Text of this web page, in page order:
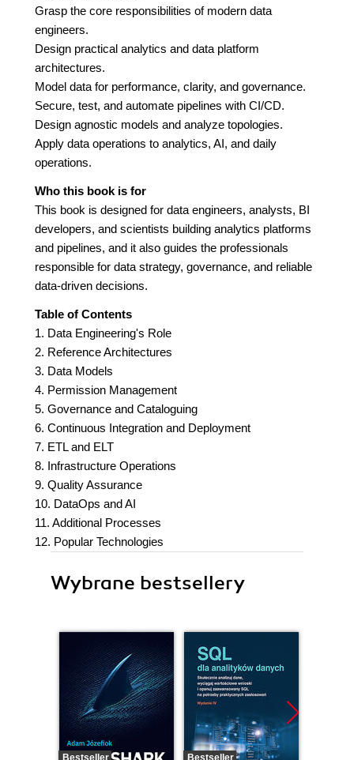
Grasp the core responsibilities of modern data
engineers.
Design practical analytics and data platform
architectures.
Model data for performance, clarity, and governance.
Secure, test, and automate pipelines with CI/CD.
Design agnostic models and analyze topologies.
Apply data operations to analytics, AI, and daily
operations.
Who this book is for
This book is designed for data engineers, analysts, BI
developers, and scientists building analytics platforms
and pipelines, and it also guides the professionals
responsible for data strategy, governance, and reliable
data-driven decisions.
Table of Contents
1. Data Engineering's Role
2. Reference Architectures
3. Data Models
4. Permission Management
5. Governance and Cataloguing
6. Continuous Integration and Deployment
7. ETL and ELT
8. Infrastructure Operations
9. Quality Assurance
10. DataOps and AI
11. Additional Processes
12. Popular Technologies
Wybrane bestsellery
Bestseller Bestseller